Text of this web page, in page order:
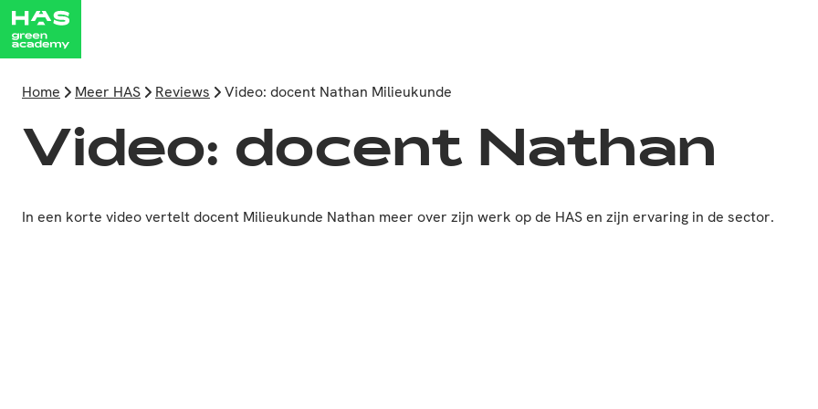
Home Meer HAS Reviews Video: docent Nathan Milieukunde
Video: docent Nathan
In een korte video vertelt docent Milieukunde Nathan meer over zijn werk op de HAS en zijn ervaring in de sector.